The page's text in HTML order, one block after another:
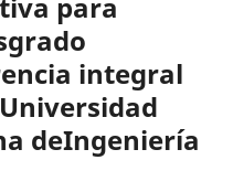
integral
deIngeniería